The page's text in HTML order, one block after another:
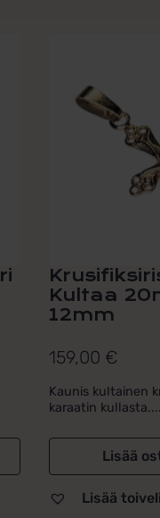
Kultaa
12mm
159,00 €
Kaunis kultainen
karaatin kullasta....
Lisää
Lisää